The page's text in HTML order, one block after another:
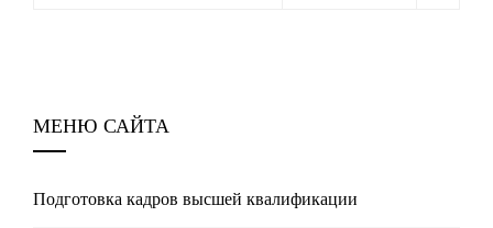
МЕНЮ САЙТА
Подготовка кадров высшей квалификации